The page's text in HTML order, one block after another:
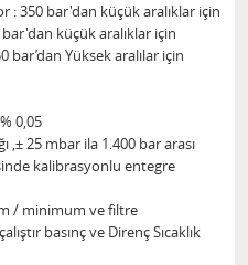
: 350 bar'dan küçük aralıklar için
küçük aralıklar için
bar’dan Yüksek aralılar için
0,05
,± 25 mbar ila 1.400 bar arası
kalibrasyonlu entegre
/ minimum ve filtre
basınç ve Direnç Sıcaklık